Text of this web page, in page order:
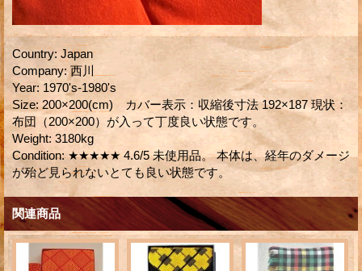
Country: Japan
Company: 西川
Year: 1970's-1980's
Size: 200×200(cm) カバー表示：収縮後寸法 192×187 現状：
布団（200×200）が入って丁度良い状態です。
Weight: 3180kg
Condition: ★★★★★ 4.6/5 未使用品。 本体は、経年のダメージ
が殆ど見られないとても良い状態です。
関連商品